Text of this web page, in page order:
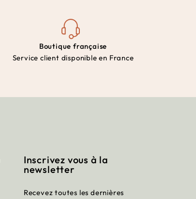
Boutique française
Service client disponible en France
Inscrivez vous à la
newsletter
Recevez toutes les dernières